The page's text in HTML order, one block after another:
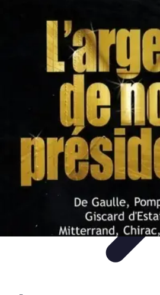
Loisirs créatifs Marketing digital
Développement personnel
Trucs pour Gagner